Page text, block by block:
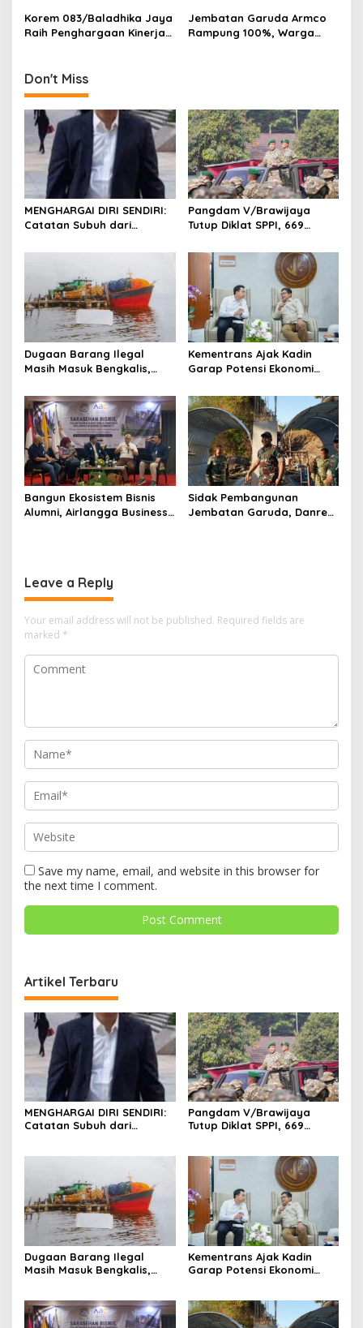
n
Sarasehan Nasional di
Surabaya
Strategis Berjalan Sesuai
Target
Korem 083/Baladhika Jaya
Raih Penghargaan Kinerja
Jembatan Garuda Armco
Rampung 100%, Warga
Don't Miss
MENGHARGAI DIRI SENDIRI:
Catatan Subuh dari
Jawa
Pangdam V/Brawijaya
Tutup Diklat SPPI, 669
Penggerak Ekonomi Desa
Dugaan Barang Ilegal
Masih Masuk Bengkalis,
Pengawasan Menguat
Kementrans Ajak Kadin
Garap Potensi Ekonomi
Bangun Ekosistem Bisnis
Alumni, Airlangga Business
Sidak Pembangunan
Jembatan Garuda, Danrem
Leave a Reply
Your email address will not be published. Required fields are
marked *
Save my name, email, and website in this browser for
the next time I comment.
Artikel Terbaru
MENGHARGAI DIRI SENDIRI:
Catatan Subuh dari
Pangdam V/Brawijaya
Tutup Diklat SPPI, 669
Dugaan Barang Ilegal
Masih Masuk Bengkalis,
Kementrans Ajak Kadin
Garap Potensi Ekonomi